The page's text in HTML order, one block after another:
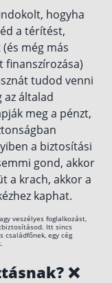
hogyha
a térítést,
még más
finanszírozása)
tudod venni
az általad
meg a pénzt,
a biztosítási
gond, akkor
a krach, akkor a
kaphat.
veszélyes foglalkozást,
Itt sincs
családfőnek, egy cég
❌